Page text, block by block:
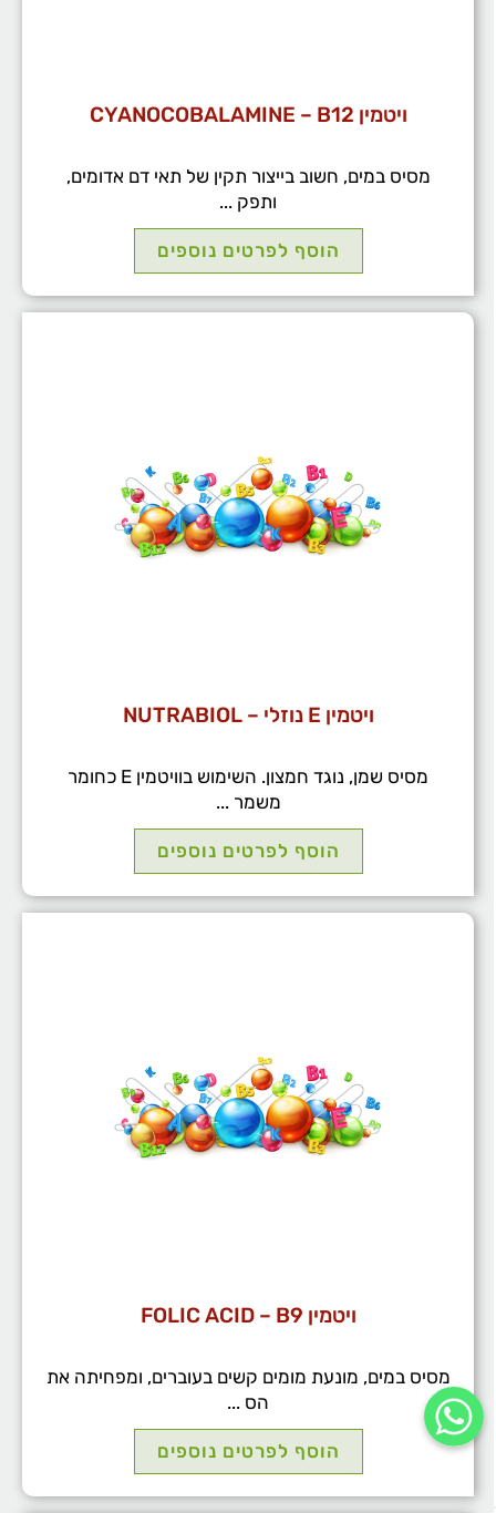
ויטמין CYANOCOBALAMINE – B12
מסיס במים, חשוב בייצור תקין של תאי דם אדומים,
ותפק ...
הוסף לפרטים נוספים
ויטמין E נוזלי – NUTRABIOL
מסיס שמן, נוגד חמצון. השימוש בוויטמין E כחומר
משמר ...
הוסף לפרטים נוספים
ויטמין FOLIC ACID – B9
מסיס במים, מונעת מומים קשים בעוברים, ומפחיתה את
הס ...
הוסף לפרטים נוספים